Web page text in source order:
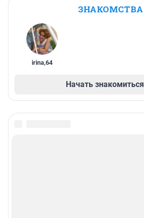
ЗНАКОМСТВА
irina,64
Начать знакомиться